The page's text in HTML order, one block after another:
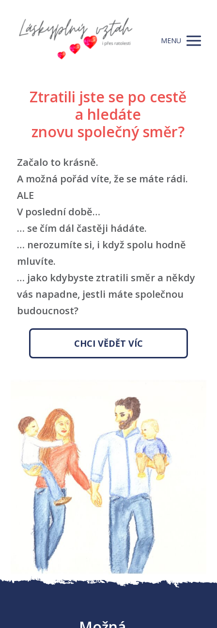
MENU
Ztratili jste se po cestě
a hledáte
znovu společný směr?
Začalo to krásně.
A možná pořád víte, že se máte rádi.
ALE
V poslední době…
… se čím dál častěji hádáte.
… nerozumíte si, i když spolu hodně
mluvíte.
… jako kdybyste ztratili směr a někdy
vás napadne, jestli máte společnou
budoucnost?
CHCI VĚDĚT VÍC